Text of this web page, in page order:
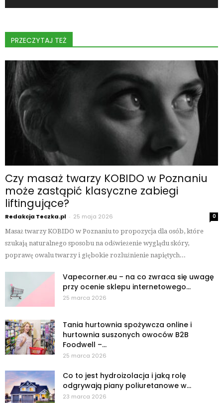
PRZECZYTAJ TEŻ
Czy masaż twarzy KOBIDO w Poznaniu
może zastąpić klasyczne zabiegi
liftingujące?
Redakcja Teczka.pl - 25 maja 2026
0
Masaż twarzy KOBIDO w Poznaniu to propozycja dla osób, które
szukają naturalnego sposobu na odświeżenie wyglądu skóry,
poprawę owalu twarzy i głębokie rozluźnienie napiętych...
Vapecorner.eu – na co zwraca się uwagę
przy ocenie sklepu internetowego...
25 marca 2026
Tania hurtownia spożywcza online i
hurtownia suszonych owoców B2B
Foodwell –...
25 marca 2026
Co to jest hydroizolacja i jaką rolę
odgrywają piany poliuretanowe w...
23 marca 2026